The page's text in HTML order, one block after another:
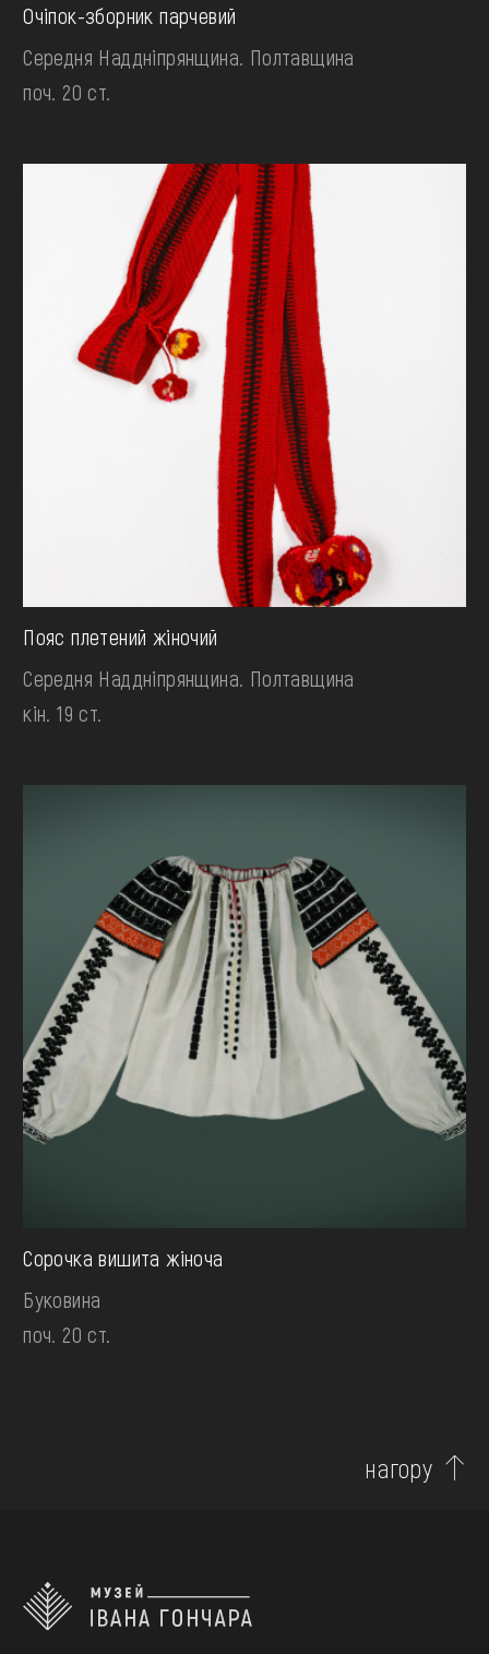
Очіпок-зборник парчевий
Середня Наддніпрянщина. Полтавщина
поч. 20 ст.
Пояс плетений жіночий
Середня Наддніпрянщина. Полтавщина
кін. 19 ст.
Сорочка вишита жіноча
Буковина
поч. 20 ст.
нагору